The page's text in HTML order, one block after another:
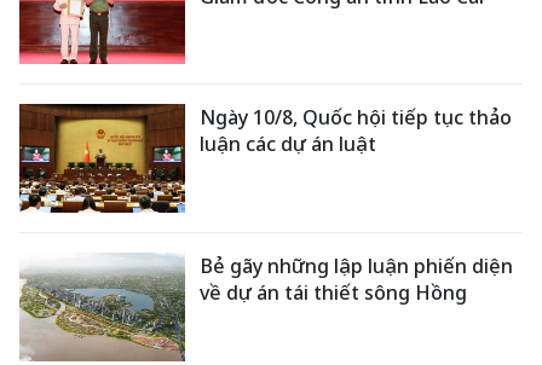
Ngày 10/8, Quốc hội tiếp tục thảo
luận các dự án luật
Bẻ gãy những lập luận phiến diện
về dự án tái thiết sông Hồng